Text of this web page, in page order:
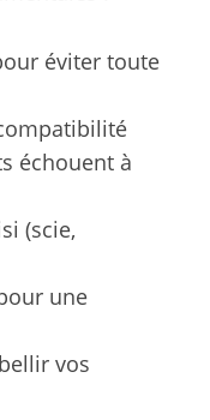
éviter toute
échouent à
(scie,
une
vos